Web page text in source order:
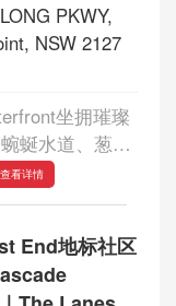
PKWY,
NSW 2127
坐拥璀璨
蜒水道、葱郁
，打造出融合
的高端滨水社
知名建筑事务
查看详情
End地标社区